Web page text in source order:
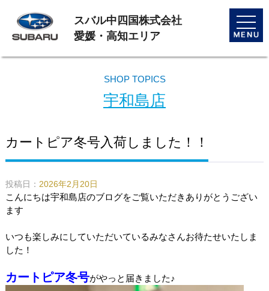
toggle
スバル中四国株式会社
愛媛・高知エリア
SHOP TOPICS
宇和島店
カートピア冬号入荷しました！！
投稿日： 2026年2月20日
こんにちは宇和島店のブログをご覧いただきありがとうござい
ます
いつも楽しみにしていただいているみなさんお待たせいたしま
した！
カートピア冬号がやっと届きました♪